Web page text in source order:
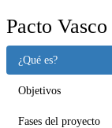
Pacto
¿Qué es?
Objetivos
Fases del proyecto